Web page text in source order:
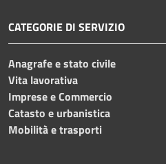
CATEGORIE DI SERVIZIO
Anagrafe e stato civile
Vita lavorativa
Imprese e Commercio
Catasto e urbanistica
Mobilità e trasporti